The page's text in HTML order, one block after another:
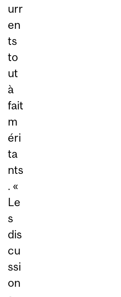
urr
en
ts
to
ut
à
fait
m
éri
ta
nts
. «
Le
s
dis
cu
ssi
on